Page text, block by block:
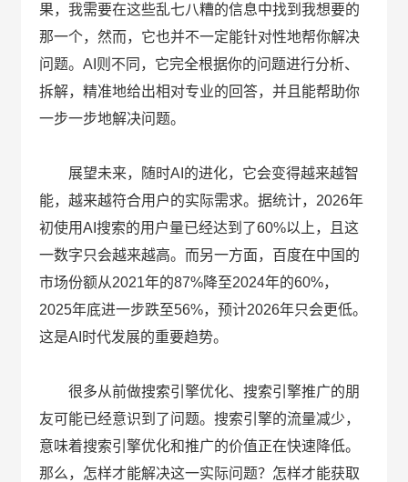
果，我需要在这些乱七八糟的信息中找到我想要的
那一个，然而，它也并不一定能针对性地帮你解决
问题。AI则不同，它完全根据你的问题进行分析、
拆解，精准地给出相对专业的回答，并且能帮助你
一步一步地解决问题。
展望未来，随时AI的进化，它会变得越来越智
能，越来越符合用户的实际需求。据统计，2026年
初使用AI搜索的用户量已经达到了60%以上，且这
一数字只会越来越高。而另一方面，百度在中国的
市场份额从2021年的87%降至2024年的60%，
2025年底进一步跌至56%，预计2026年只会更低。
这是AI时代发展的重要趋势。
很多从前做搜索引擎优化、搜索引擎推广的朋
友可能已经意识到了问题。搜索引擎的流量减少，
意味着搜索引擎优化和推广的价值正在快速降低。
那么，怎样才能解决这一实际问题？怎样才能获取